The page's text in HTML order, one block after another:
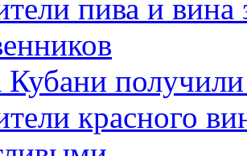
пива и вина
красного